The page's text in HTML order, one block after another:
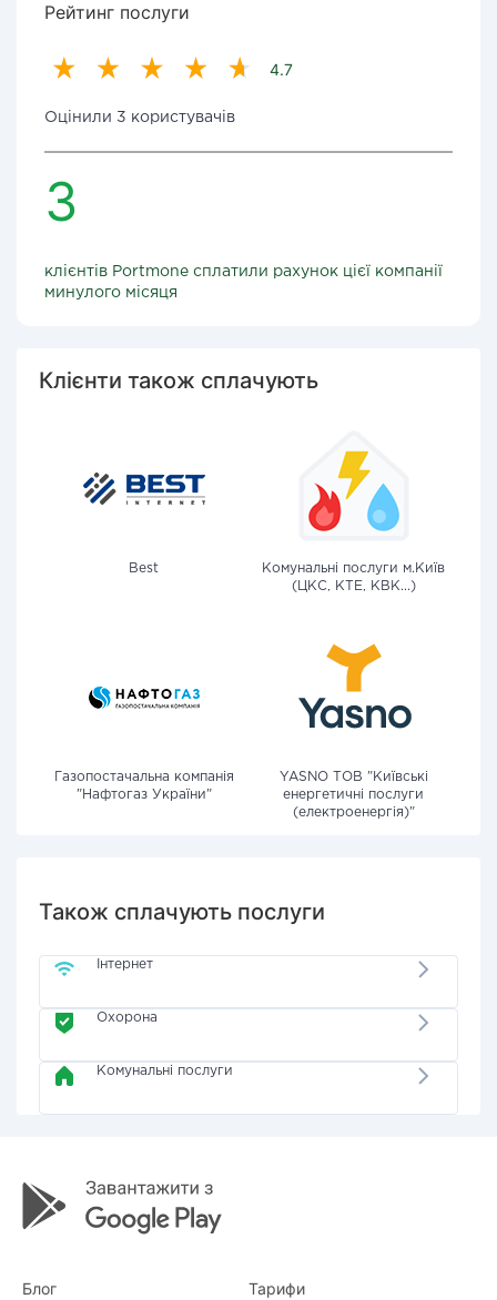
Рейтинг послуги
4.7
Оцінили 3 користувачів
3
клієнтів Portmone сплатили рахунок цієї компанії
минулого місяця
Клієнти також сплачують
Best
Комунальні послуги м.Київ
(ЦКС, КТЕ, КВК...)
Газопостачальна компанія
"Нафтогаз України"
YASNO ТОВ "Київські
енергетичні послуги
(електроенергія)"
Також сплачують послуги
Інтернет
Охорона
Комунальні послуги
Блог Тарифи